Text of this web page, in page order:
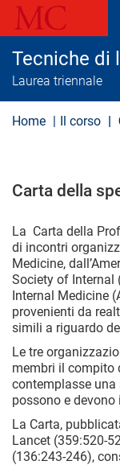
l
c
Tecniche di
Laurea triennale
Home Il corso
Carta della
La Carta della
di incontri
Medicine,
Society of Internal
Internal Medicine
provenienti da
simili a riguardo
Le tre
membri il compito
contemplasse
possono e devono
La Carta,
Lancet (359:520-
(136:243-246),